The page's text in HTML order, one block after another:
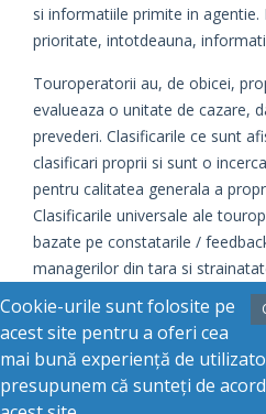
Caută
si informatiile primite in agentie.
prioritate, intotdeauna,
Touroperatorii au, de obicei,
evalueaza o unitate de cazare,
prevederi. Clasificarile ce sunt
clasificari proprii si sunt o
pentru calitatea generala a
Clasificarile universale ale
bazate pe constatarile /
managerilor din tara si
Daca este cazul, evaluarile
autoritatile din fiecare tara si au
clasificare corecta bazata pe
respectiva.
Cookie-urile sunt folosite pe
acest site pentru a oferi cea
mai bună experiență de
presupunem că sunteți de